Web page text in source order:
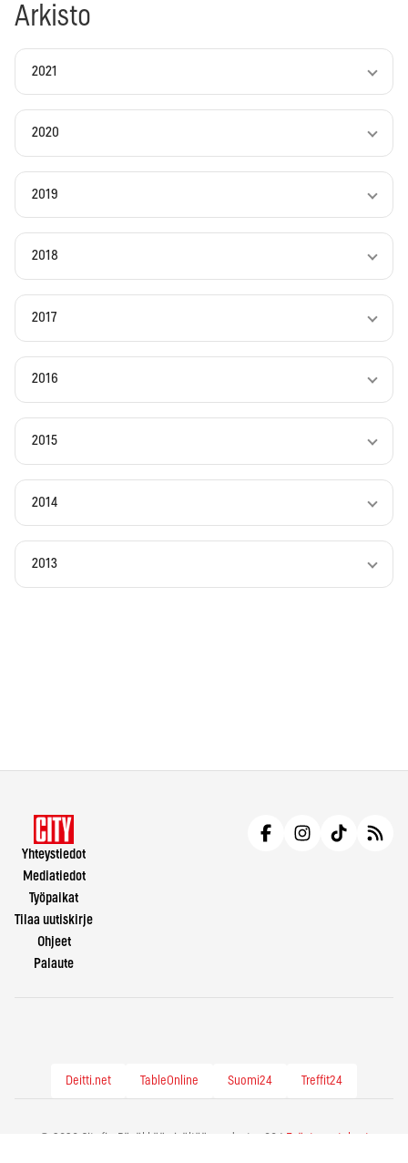
Arkisto
2021
2020
2019
2018
2017
2016
2015
2014
2013
Yhteystiedot
Mediatiedot
Työpaikat
Tilaa uutiskirje
Ohjeet
Palaute
Deitti.net TableOnline Suomi24 Treffit24